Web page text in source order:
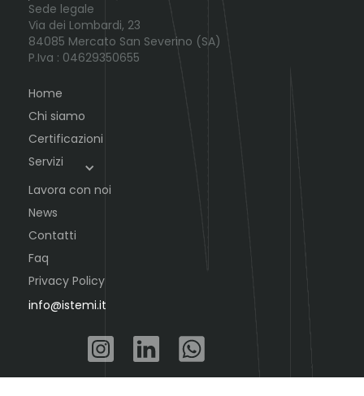
Sede legale
Via dei Lombardi, 23
84085 Mercato San Severino (SA)
P.Iva : 04629350655
Home
Chi siamo
Certificazioni
Servizi
Lavora con noi
News
Contatti
Faq
Privacy Policy
info@istemi.it